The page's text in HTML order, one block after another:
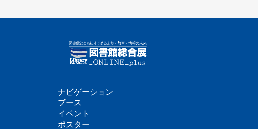
フ
ナビゲーション
ブース
イベント
ポスター